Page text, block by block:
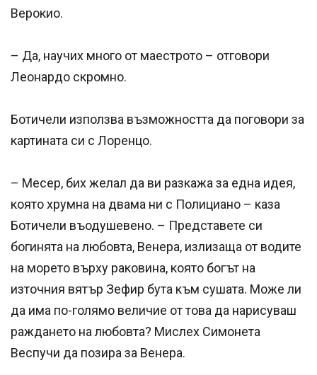
Верокио.
– Да, научих много от маестрото – отговори
Леонардо скромно.
Ботичели използва възможността да поговори за
картината си с Лоренцо.
– Месер, бих желал да ви разкажа за една идея,
която хрумна на двама ни с Полициано – каза
Ботичели въодушевено. – Представете си
богинята на любовта, Венера, излизаща от водите
на морето върху раковина, която богът на
източния вятър Зефир бута към сушата. Може ли
да има по-голямо величие от това да нарисуваш
раждането на любовта? Мислех Симонета
Веспучи да позира за Венера.